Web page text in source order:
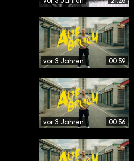
vor 3 Jahren 00:59
vor 3 Jahren 00:56